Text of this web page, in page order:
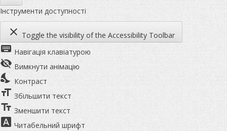
Інструменти доступності
close Toggle the visibility of the Accessibility Toolbar
keyboard Навігація клавіатурою
visibility_off Вимкнути анімацію
nights_stay Контраст
format_size Збільшити текст
text_fields Зменшити текст
font_download Читабельний шрифт